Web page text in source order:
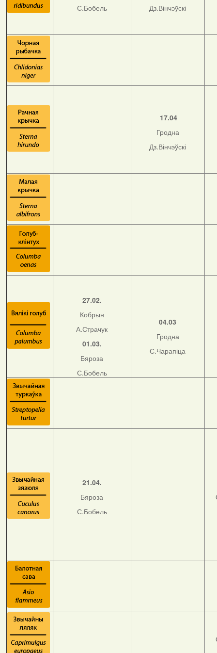
С.Бобель Дз.Вінчэўскі
17.04
Гродна
Дз.Вінчэўскі
27.02.
Кобрын
А.Страчук
01.03.
Бяроза
С.Бобель
04.03
Гродна
С.Чарапіца
21.04.
Бяроза
С.Бобель